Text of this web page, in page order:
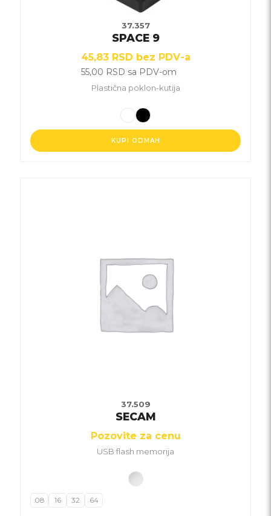
37.357
SPACE 9
45,83 RSD bez PDV-a
55,00 RSD sa PDV-om
Plastična poklon-kutija
KUPI ODMAH
37.509
SECAM
Pozovite za cenu
USB flash memorija
08 16 32 64